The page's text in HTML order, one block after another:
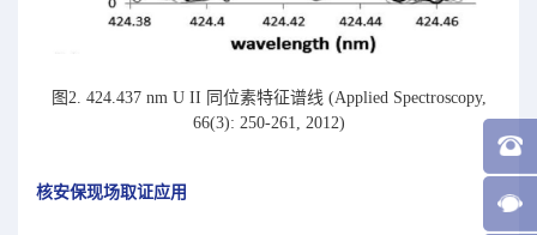
图2. 424.437 nm U II 同位素特征谱线 (Applied Spectroscopy,
66(3): 250-261, 2012)
核安保现场取证应用